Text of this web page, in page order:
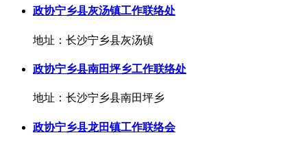
政协宁乡县灰汤镇工作联络处
地址：长沙宁乡县灰汤镇
政协宁乡县南田坪乡工作联络处
地址：长沙宁乡县南田坪乡
政协宁乡县龙田镇工作联络会